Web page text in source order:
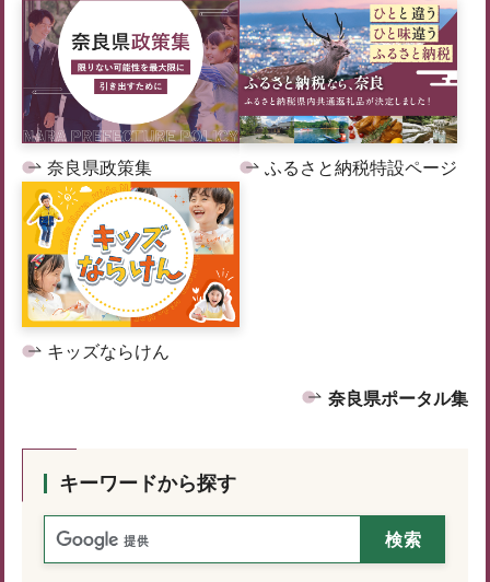
奈良県政策集 ふるさと納税特設ページ
キッズならけん
奈良県ポータル集
キーワードから探す